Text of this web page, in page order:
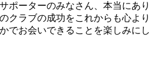
ポーターのみなさん、本当にあり
クラブの成功をこれからも心より
でお会いできることを楽しみにし